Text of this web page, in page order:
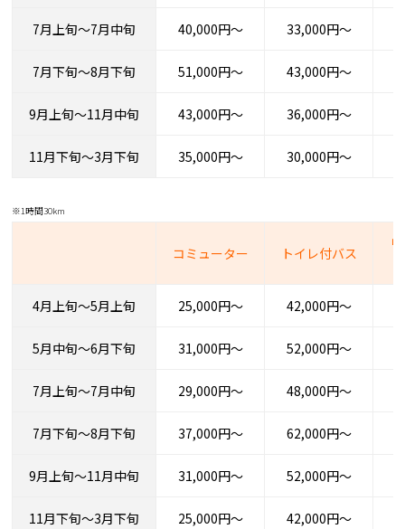
7月上旬～7月中旬 40,000円～ 33,000円～
7月下旬～8月下旬 51,000円～ 43,000円～
9月上旬～11月中旬 43,000円～ 36,000円～
11月下旬～3月下旬 35,000円～ 30,000円～
※1時間30km
コミューター トイレ付バス
4月上旬～5月上旬 25,000円～ 42,000円～
5月中旬～6月下旬 31,000円～ 52,000円～
7月上旬～7月中旬 29,000円～ 48,000円～
7月下旬～8月下旬 37,000円～ 62,000円～
9月上旬～11月中旬 31,000円～ 52,000円～
11月下旬～3月下旬 25,000円～ 42,000円～